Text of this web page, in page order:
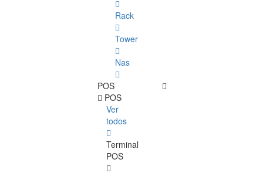
Rack
Tower
Nas
POS
POS
Ver
todos
Terminal
POS